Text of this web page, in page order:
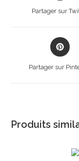
new
Partager sur
Opens
in
Partager sur
Produits